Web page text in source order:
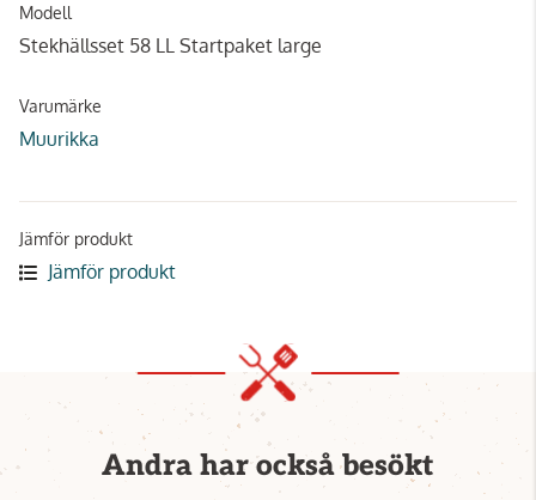
Modell
Stekhällsset 58 LL Startpaket large
Varumärke
Muurikka
Jämför produkt
Jämför produkt
Andra har också besökt